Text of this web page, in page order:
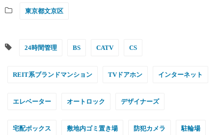
東京都文京区
24時間管理 BS CATV CS
REIT系ブランドマンション TVドアホン インターネット
エレベーター オートロック デザイナーズ
宅配ボックス 敷地内ゴミ置き場 防犯カメラ 駐輪場